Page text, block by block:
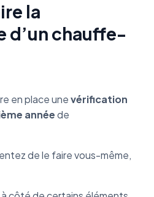
la
d’un chauffe-
en place unevérification
annéede
de le faire vous-même,